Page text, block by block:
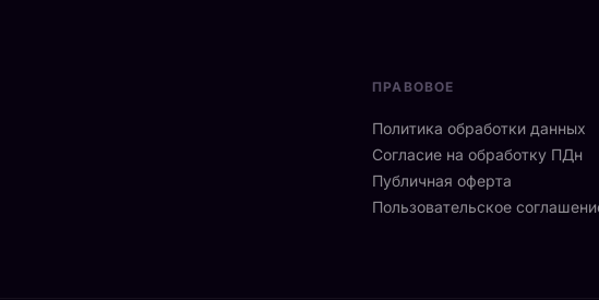
ПРАВОВОЕ
Политика обработки данных
Согласие на обработку ПДн
Публичная оферта
Пользовательское